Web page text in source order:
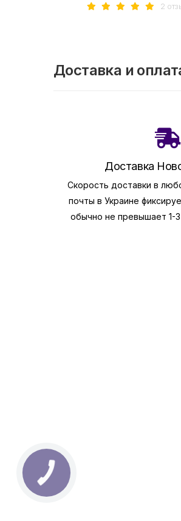
2
Доставка и
Доставка
Скорость доставки в
почты в Украине
обычно не превышает 1-